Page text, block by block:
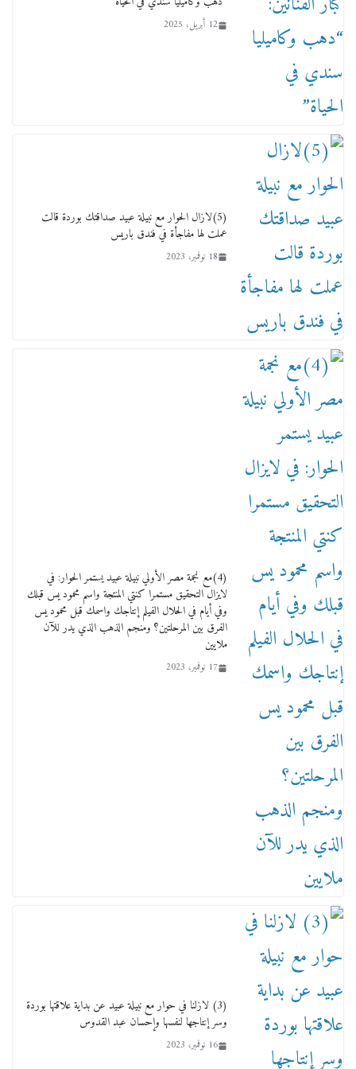
القويري ملك الدعاية لأشهر بسكويت في مصر
17 يناير، 2026
12 أبريل، 2025
(5)لازال الحوار مع نبيلة عبيد صداقتك بوردة قالت
عملت لها مفاجأة في فندق باريس
18 نوفمبر، 2023
(4)مع نجمة مصر الأولي نبيلة عبيد يستمر الحوار: في
لايزال التحقيق مستمرا كنتي المنتجة واسم محمود يس قبلك
وفي أيام في الحلال الفيلم إنتاجك واسمك قبل محمود يس
الفرق بين المرحلتين؟ ومنجم الذهب الذي يدر للآن
ملايين
17 نوفمبر، 2023
(3) لازلنا في حوار مع نبيلة عبيد عن بداية علاقتها بوردة
وسر إنتاجها لنفسها وإحسان عبد القدوس
16 نوفمبر، 2023